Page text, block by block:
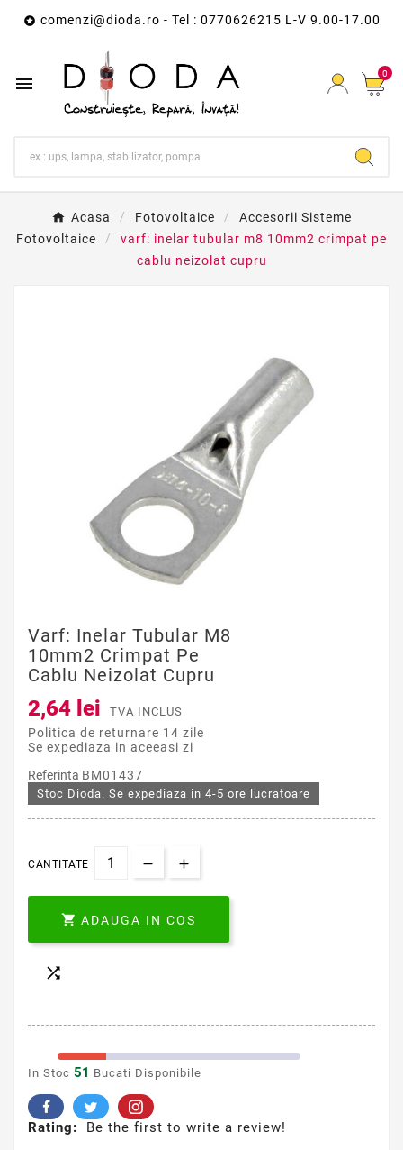
 comenzi@dioda.ro - Tel : 0770626215 L-V 9.00-17.00
 0
Acasa Fotovoltaice
Accesorii Sisteme
Fotovoltaice
varf: inelar tubular m8 10mm2 crimpat pe
cablu neizolat cupru
Varf: Inelar Tubular M8
10mm2 Crimpat Pe
Cablu Neizolat Cupru
2,64 lei TVA INCLUS
Politica de returnare 14 zile
Se expediaza in aceeasi zi
Referinta BM01437
Stoc Dioda. Se expediaza in 4-5 ore lucratoare
CANTITATE
 ADAUGA IN COS

In Stoc 51 Bucati Disponibile
Rating: Be the first to write a review!